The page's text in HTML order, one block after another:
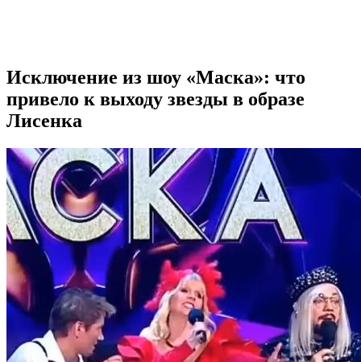
Исключение из шоу «Маска»: что
привело к выходу звезды в образе
Лисенка